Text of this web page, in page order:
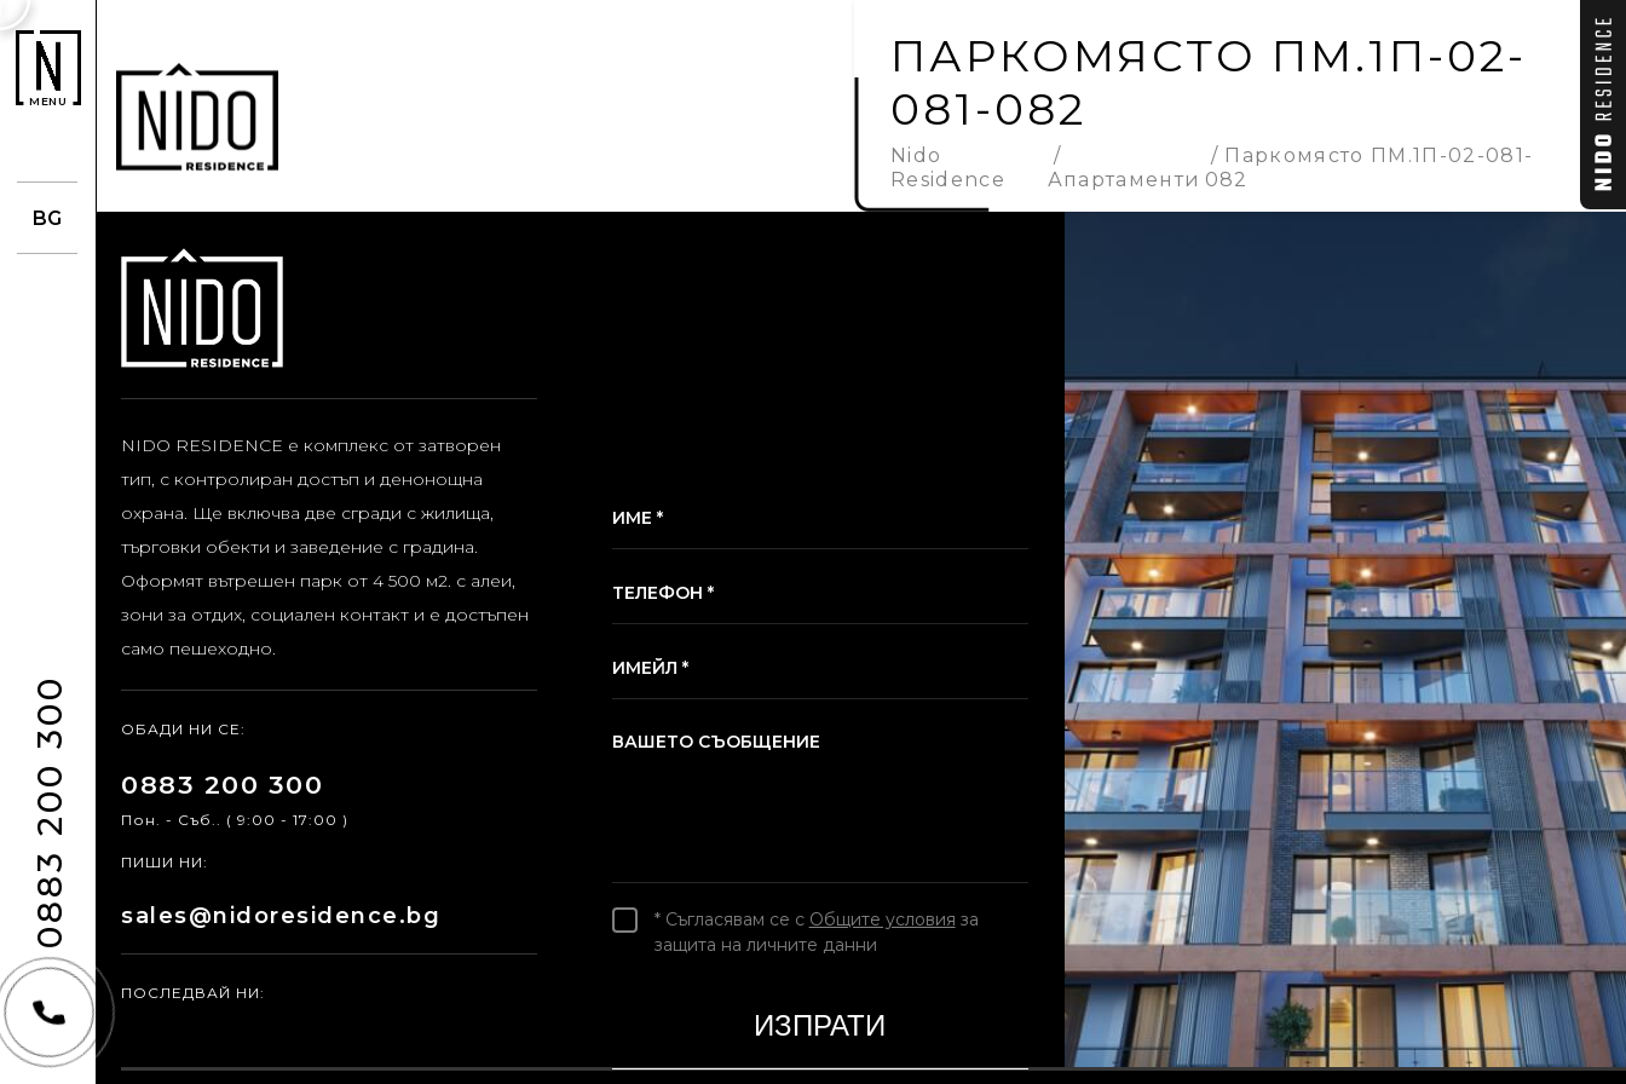
MENU
BG
0883 200 300
ПАРКОМЯСТО ПМ.1П-02-
081-082
Nido
Residence
Апартаменти
Паркомясто ПМ.1П-02-081-
082
NIDO RESIDENCE е комплекс от затворен
тип, с контролиран достъп и денонощна
охрана. Ще включва две сгради с жилища,
търговки обекти и заведение с градина.
Оформят вътрешен парк от 4 500 м2. с алеи,
зони за отдих, социален контакт и е достъпен
само пешеходно.
ОБАДИ НИ СЕ:
0883 200 300
Пон. - Съб.. ( 9:00 - 17:00 )
ПИШИ НИ:
sales@nidoresidence.bg
ПОСЛЕДВАЙ НИ:
ИМЕ *
ТЕЛЕФОН *
ИМЕЙЛ *
ВАШЕТО СЪОБЩЕНИЕ
* Съгласявам се с Общите условия за
защита на личните данни